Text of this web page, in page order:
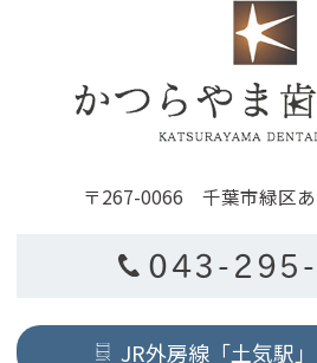
〒267-0066 千葉市緑区
043-
JR外房線「土気駅